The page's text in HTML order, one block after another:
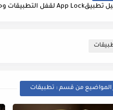
المواضيع من قسم : تطبيقات